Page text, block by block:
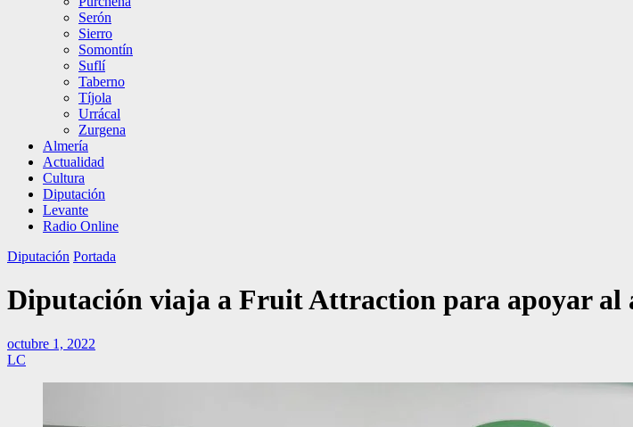
Serón
Sierro
Somontín
Suflí
Taberno
Tíjola
Urrácal
Zurgena
Almería
Actualidad
Cultura
Diputación
Levante
Radio Online
Diputación Portada
Diputación viaja a Fruit Attraction para apoyar al
octubre 1, 2022
LC